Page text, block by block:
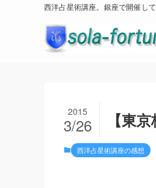
西洋占星術講座。銀座で開催し
【東
2015
3/26
西洋占星術講座の感想